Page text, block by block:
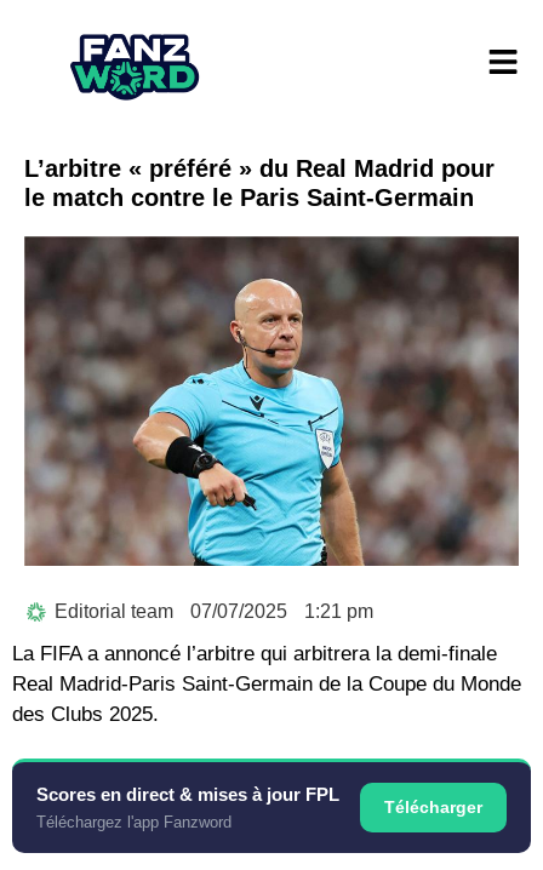
L’arbitre « préféré » du Real Madrid pour
le match contre le Paris Saint-Germain
Editorial team 07/07/2025 1:21 pm
La FIFA a annoncé l’arbitre qui arbitrera la demi-finale
Real Madrid-Paris Saint-Germain de la Coupe du Monde
des Clubs 2025.
Scores en direct & mises à jour FPL
Téléchargez l'app Fanzword
Télécharger